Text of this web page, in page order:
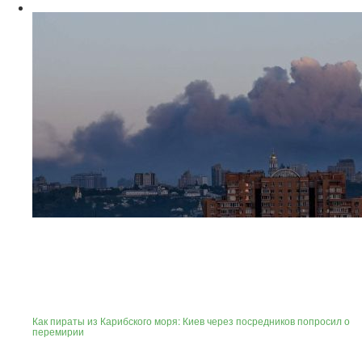
Как пираты из Карибского моря: Киев через посредников попросил о
перемирии